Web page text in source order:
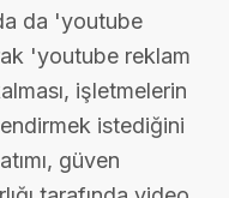
da 'youtube
'youtube reklam
işletmelerin
istediğini
güven